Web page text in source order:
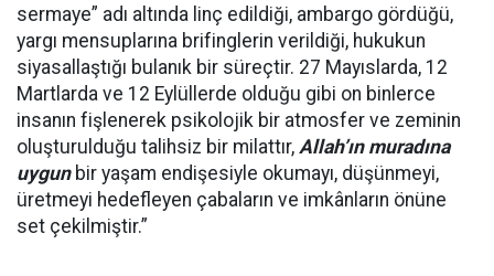
sermaye” adı altında linç edildiği, ambargo gördüğü,
yargı mensuplarına brifinglerin verildiği, hukukun
siyasallaştığı bulanık bir süreçtir. 27 Mayıslarda, 12
Martlarda ve 12 Eylüllerde olduğu gibi on binlerce
insanın fişlenerek psikolojik bir atmosfer ve zeminin
oluşturulduğu talihsiz bir milattır, Allah’ın muradına
uygunbir yaşam endişesiyle okumayı, düşünmeyi,
üretmeyi hedefleyen çabaların ve imkânların önüne
set çekilmiştir.”